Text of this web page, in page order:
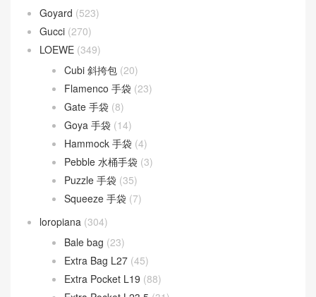
Fendi (577)
Baguette
By The Way (23)
Fendigraphy (18)
Peekaboo (107)
Sunshine(10)
Goyard(523)
Gucci (270)
LOEWE(349)
Cubi 斜挎包(20)
Flamenco 手袋
Gate 手袋(8)
Goya 手袋 (14)
Hammock 手袋(4)
Pebble 水桶手袋(3)